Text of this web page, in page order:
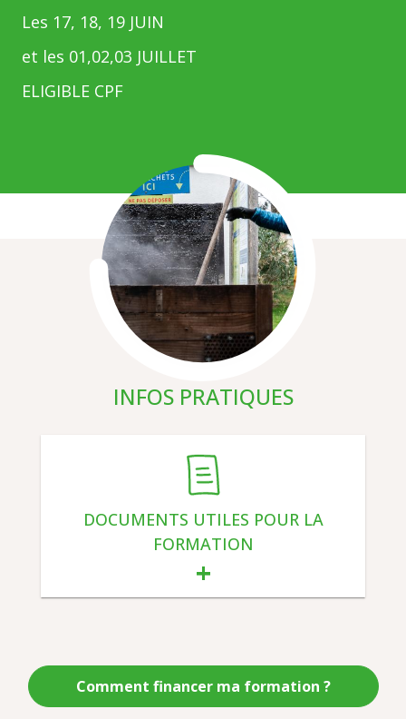
Les 17, 18, 19 JUIN
et les 01,02,03 JUILLET
ELIGIBLE CPF
Illustration
INFOS PRATIQUES
DOCUMENTS UTILES POUR LA
FORMATION
Comment financer ma formation ?